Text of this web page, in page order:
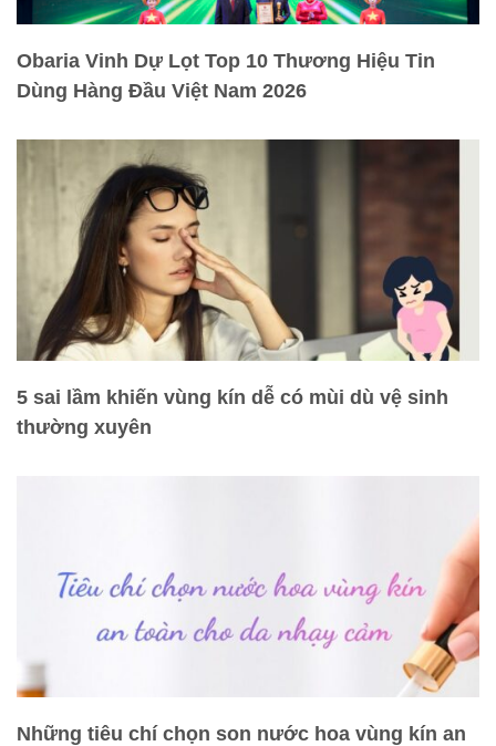
Obaria Vinh Dự Lọt Top 10 Thương Hiệu Tin
Dùng Hàng Đầu Việt Nam 2026
5 sai lầm khiến vùng kín dễ có mùi dù vệ sinh
thường xuyên
Những tiêu chí chọn son nước hoa vùng kín an